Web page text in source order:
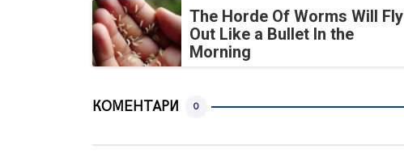
The Horde Of Worms Will Fly
Out Like a Bullet In the
Morning
КОМЕНТАРИ 0